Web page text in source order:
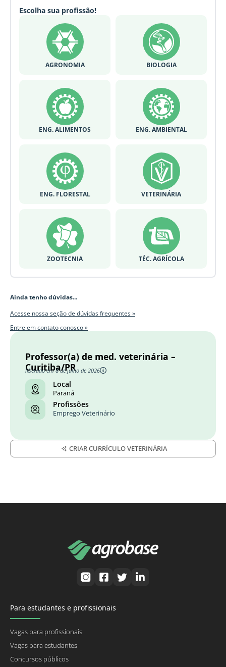
Escolha sua profissão!
AGRONOMIA BIOLOGIA
ENG. ALIMENTOS ENG. AMBIENTAL
ENG. FLORESTAL VETERINÁRIA
ZOOTECNIA TÉC. AGRÍCOLA
Ainda tenho dúvidas...
Acesse nossa seção de dúvidas frequentes »
Entre em contato conosco »
Professor(a) de med. veterinária –
Curitiba/PR
liberado em 8 de julho de 2026
Local
Paraná
Profissões
Emprego Veterinário
CRIAR CURRÍCULO VETERINÁRIA
Para estudantes e profissionais
Vagas para profissionais
Vagas para estudantes
Concursos públicos